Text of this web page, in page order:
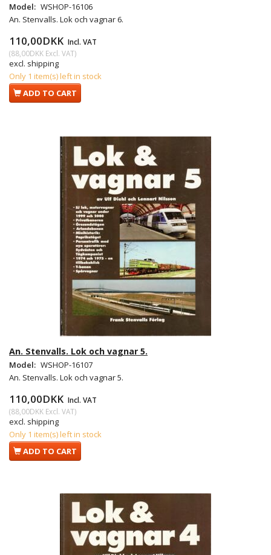
Model: WSHOP-16106
An. Stenvalls. Lok och vagnar 6.
110,00DKK Incl. VAT
(88,00DKK Excl. VAT)
excl. shipping
Only 1 item(s) left in stock
ADD TO CART
An. Stenvalls. Lok och vagnar 5.
Model: WSHOP-16107
An. Stenvalls. Lok och vagnar 5.
110,00DKK Incl. VAT
(88,00DKK Excl. VAT)
excl. shipping
Only 1 item(s) left in stock
ADD TO CART